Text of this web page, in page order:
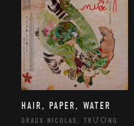
HAIR, PAPER, WATER
GRAUX NICOLAS, TRƯƠNG